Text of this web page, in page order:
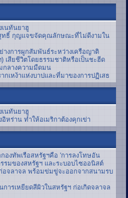
นทันยาฮู
ทธิ์ กุญแจขจัดคุณลักษณะที่ไม่ดีงามใน
งการผูกสัมพันธ์ระหว่างเครือญาติ
เสียชีวิตโดยธรรมชาติหรือเป็นชะฮีด
กลางความมืดมน
กเหง้าแห่งบาปและที่มาของการปฏิเสธ
นทันยาฮู
หร่าน ทำให้อเมริกาต้องคุกเข่า
องทัพเรือสหรัฐฯคือ 'การลงโทษอัน
รมของสหรัฐฯ และระบอบไซออนิสต์
อจลาจล พร้อมข่มขู่จะออกจากสนามรบ
ารเหยียดสีผิวในสหรัฐฯ ก่อเกิดจลาจล